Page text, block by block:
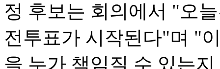
정 후보는 회의에서 "오
전투표가 시작된다"며 "
을 누가 책임질 수 있는